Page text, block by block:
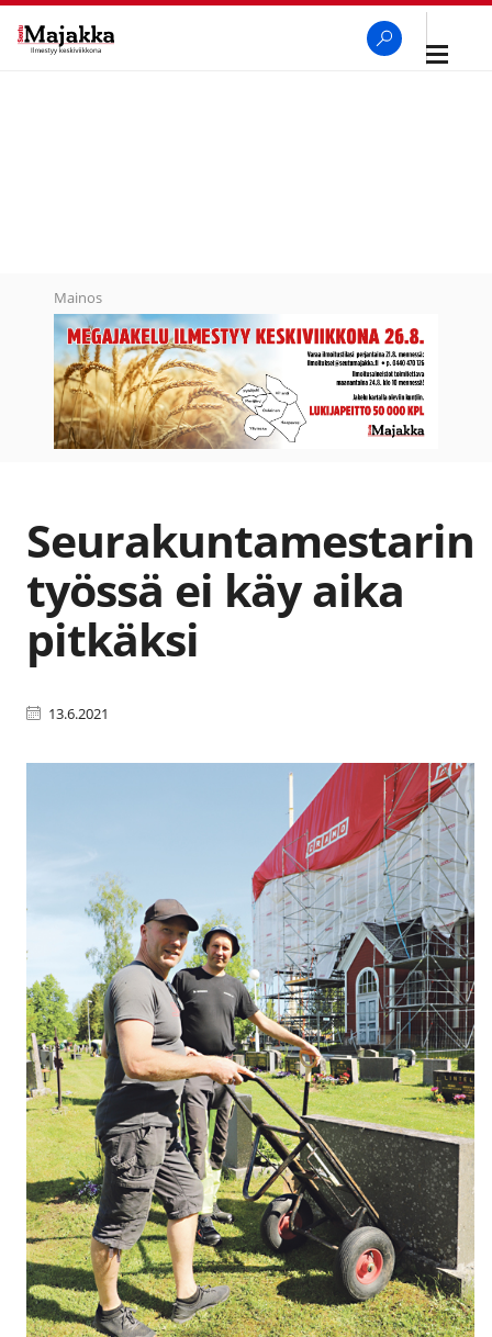
Avaa
Mainos
Seurakuntamestarin
työssä ei käy aika
pitkäksi
13.6.2021